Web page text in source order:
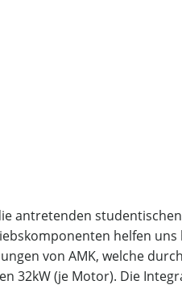
antretenden
helfen uns
von AMK, welche
32kW (je Motor). Die